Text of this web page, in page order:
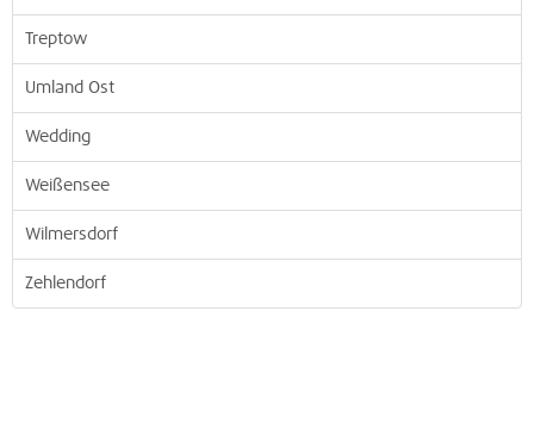
Treptow
Umland Ost
Wedding
Weißensee
Wilmersdorf
Zehlendorf